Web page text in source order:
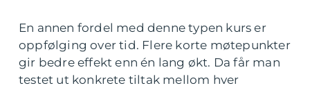
En annen fordel med denne typen kurs er
oppfølging over tid. Flere korte møtepunkter
gir bedre effekt enn én lang økt. Da får man
testet ut konkrete tiltak mellom hver